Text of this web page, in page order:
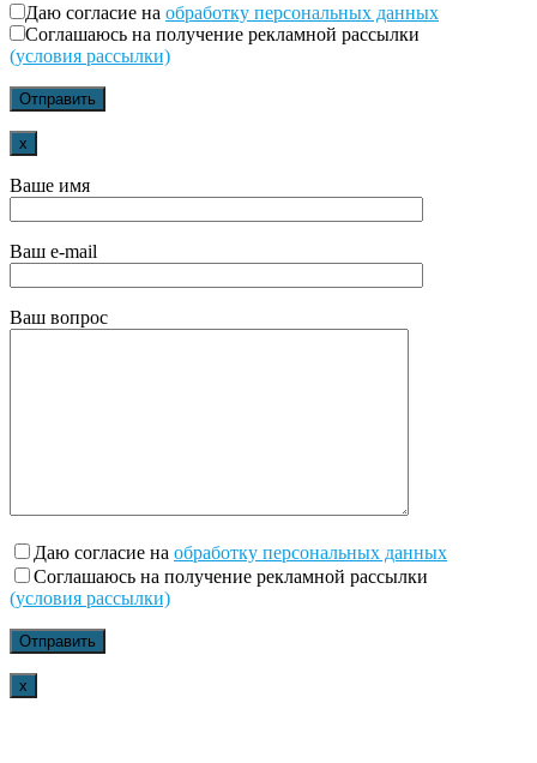
Даю согласие на обработку персональных данных
Соглашаюсь на получение рекламной рассылки
(условия рассылки)
x
Ваше имя
Ваш e-mail
Ваш вопрос
Даю согласие на обработку персональных данных
Соглашаюсь на получение рекламной рассылки
(условия рассылки)
x